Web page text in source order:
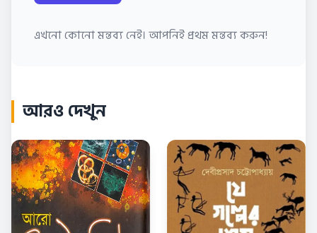
এখনো কোনো মন্তব্য নেই। আপনিই প্রথম মন্তব্য করুন!
আরও দেখুন